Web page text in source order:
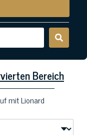
Bereich
mit Lionard